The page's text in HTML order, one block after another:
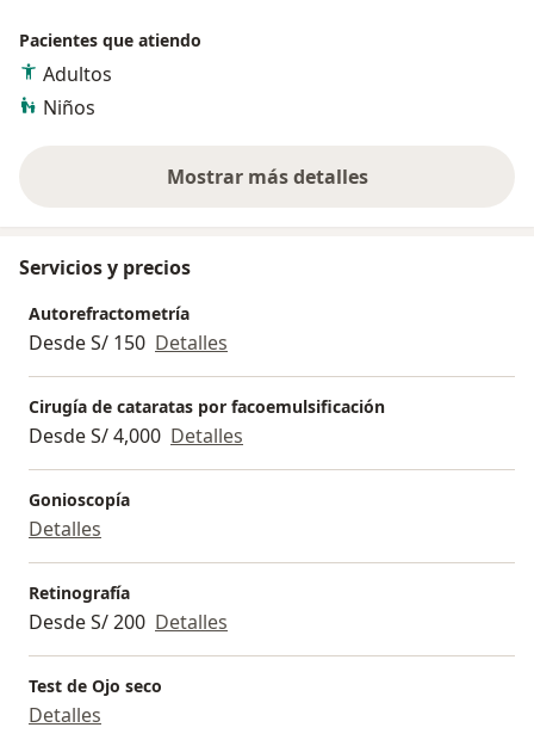
Pacientes que atiendo
Adultos
Niños
Mostrar más detalles
sobre la experiencia
Servicios y precios
Autorefractometría
Desde S/ 150 Detalles
Cirugía de cataratas por facoemulsificación
Desde S/ 4,000 Detalles
Gonioscopía
Detalles
Retinografía
Desde S/ 200 Detalles
Test de Ojo seco
Detalles